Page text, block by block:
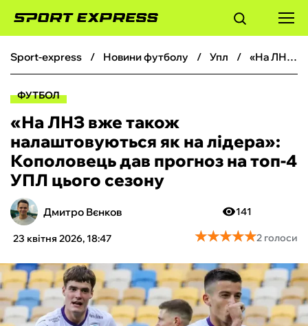
ФУТБОЛ
БОКС
ХОКЕЙ
ТЕНІС
КІБЕРСПОРТ
ЧС-2026
sport-express новини футболу упл «На ЛНЗ вже також налаштовуються як на лідера»: Кополовець дав прогноз на топ-4 УПЛ цього сезону
ФУТБОЛ
«На ЛНЗ вже також
налаштовуються як на лідера»:
Кополовець дав прогноз на топ-4
УПЛ цього сезону
Дмитро Вєнков
23 квітня 2026, 18:47
141
★★★★★
★★★★★2 голоси